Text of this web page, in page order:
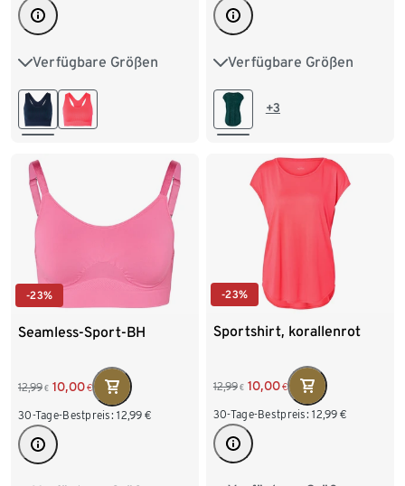
Verfügbare Größen
S 36/38 M 40/42
L 44/46
Verfügbare Größen
XS 32/34 S 36/38
M 40/42
XXL 52/54
+3
-23%
Seamless-Sport-BH
12,99 € 10,00€
30-Tage-Bestpreis: 12,99 €
-23%
Sportshirt, korallenrot
12,99 € 10,00€
30-Tage-Bestpreis: 12,99 €